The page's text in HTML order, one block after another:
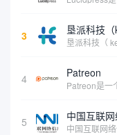
3 垦派科技（
4 Patreon
5 中国互联网